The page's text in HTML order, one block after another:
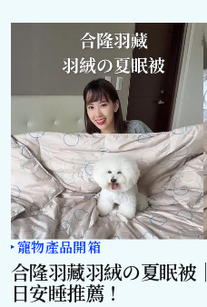
寵物產品開箱
合隆羽藏羽絨の夏眠被
日安睡推薦！